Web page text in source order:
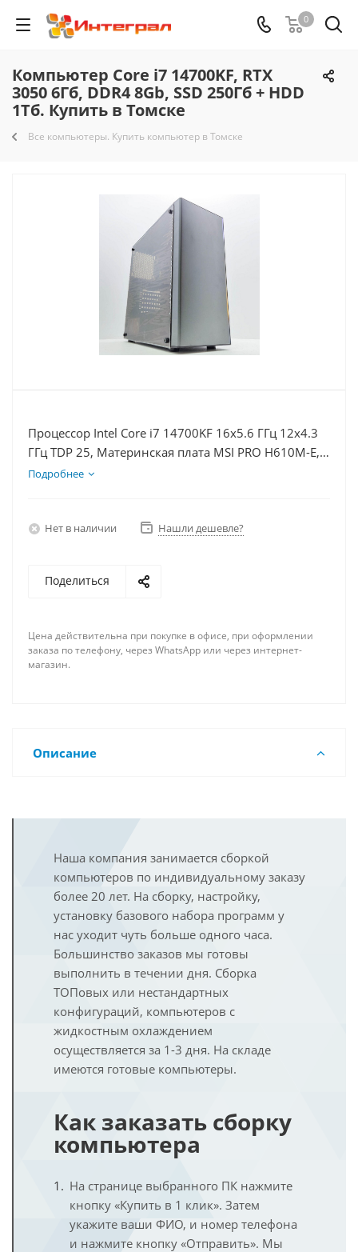
0
Компьютер Core i7 14700KF, RTX
3050 6Гб, DDR4 8Gb, SSD 250Гб + HDD
1Тб. Купить в Томске
Все компьютеры. Купить компьютер в Томске
Процессор Intel Core i7 14700KF 16x5.6 ГГц 12x4.3
ГГц TDP 25, Материнская плата MSI PRO H610M-E,
Видеокарта RTX 3050 6Гб, Память DDR4 8Gb,
Подробнее
Нет в наличии Нашли дешевле?
Поделиться
Цена действительна при покупке в офисе, при оформлении
заказа по телефону, через WhatsApp или через интернет-
магазин.
Описание
Наша компания занимается сборкой
компьютеров по индивидуальному заказу
более 20 лет. На сборку, настройку,
установку базового набора программ у
нас уходит чуть больше одного часа.
Большинство заказов мы готовы
выполнить в течении дня. Сборка
ТОПовых или нестандартных
конфигураций, компьютеров с
жидкостным охлаждением
осуществляется за 1-3 дня. На складе
имеются готовые компьютеры.
Как заказать сборку
компьютера
На странице выбранного ПК нажмите
кнопку «Купить в 1 клик». Затем
укажите ваши ФИО, и номер телефона
и нажмите кнопку «Отправить». Мы